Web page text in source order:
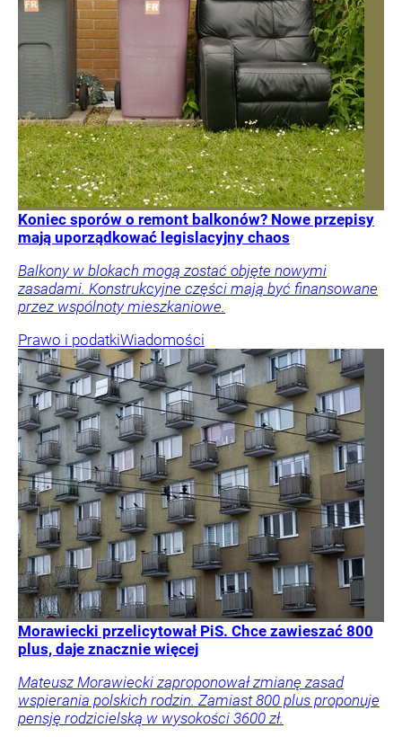
Koniec sporów o remont balkonów? Nowe przepisy
mają uporządkować legislacyjny chaos
Balkony w blokach mogą zostać objęte nowymi
zasadami. Konstrukcyjne części mają być finansowane
przez wspólnoty mieszkaniowe.
Prawo i podatkiWiadomości
Morawiecki przelicytował PiS. Chce zawieszać 800
plus, daje znacznie więcej
Mateusz Morawiecki zaproponował zmianę zasad
wspierania polskich rodzin. Zamiast 800 plus proponuje
pensję rodzicielską w wysokości 3600 zł.